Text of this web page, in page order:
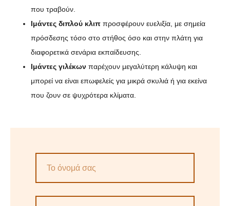
που τραβούν.
Ιμάντες διπλού κλιπ προσφέρουν ευελιξία, με σημεία
πρόσδεσης τόσο στο στήθος όσο και στην πλάτη για
διαφορετικά σενάρια εκπαίδευσης.
Ιμάντες γιλέκων παρέχουν μεγαλύτερη κάλυψη και
μπορεί να είναι επωφελείς για μικρά σκυλιά ή για εκείνα
που ζουν σε ψυχρότερα κλίματα.